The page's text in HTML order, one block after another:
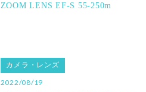
ZOOM LENS EF-S 55-250m
カメラ・レンズ
2022/08/19